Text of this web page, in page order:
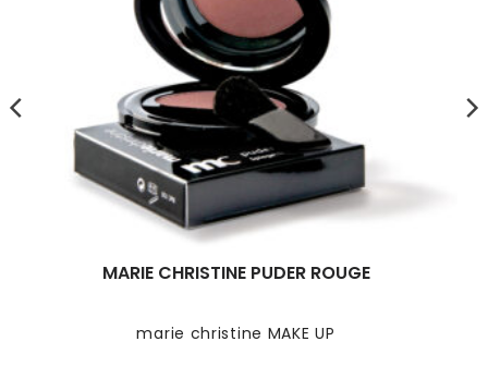
marie christine MAKE UP
MARIE CHRISTINE PUDER ROUGE